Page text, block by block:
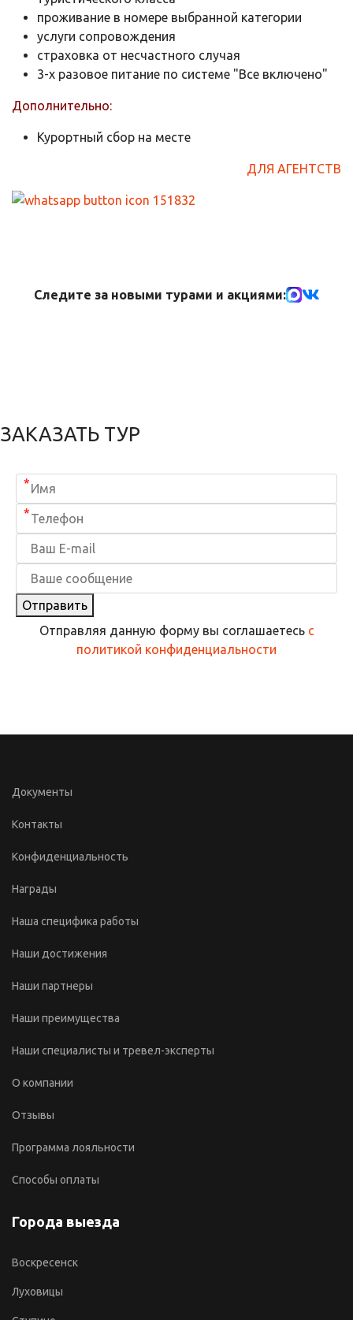
проживание в номере выбранной категории
услуги сопровождения
страховка от несчастного случая
3-х разовое питание по системе "Все включено"
Дополнительно:
Курортный сбор на месте
ДЛЯ АГЕНТСТВ
Следите за новыми турами и акциями:
ЗАКАЗАТЬ ТУР
*
*
Отправить
Отправляя данную форму вы соглашаетесь с
политикой конфиденциальности
Документы
Контакты
Конфиденциальность
Награды
Наша специфика работы
Наши достижения
Наши партнеры
Наши преимущества
Наши специалисты и тревел-эксперты
О компании
Отзывы
Программа лояльности
Способы оплаты
Города выезда
Воскресенск
Луховицы